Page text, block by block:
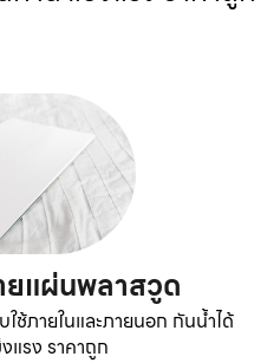
ยแผ่นพลาสวูด
ช้ภายในและภายนอก กันน้ำได้
แรง ราคาถูก